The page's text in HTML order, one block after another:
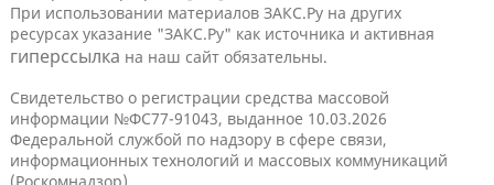
При использовании материалов ЗАКС.Ру на других
ресурсах указание "ЗАКС.Ру" как источника и активная
гиперссылка на наш сайт обязательны.
Свидетельство о регистрации средства массовой
информации №ФС77-91043, выданное 10.03.2026
Федеральной службой по надзору в сфере связи,
информационных технологий и массовых коммуникаций